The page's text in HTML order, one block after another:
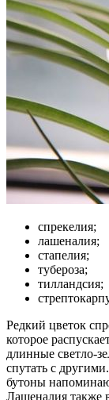
спрекелия;
лашеналия;
стапелия;
тубероза;
тилландсия;
Редкий цветок
которое
длинные светло-
спутать с
бутоны
Лашеналия также